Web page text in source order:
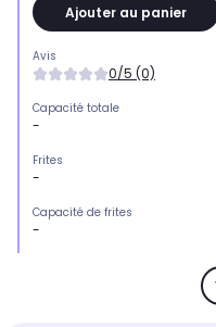
Ajouter au panier
Avis
0/5 (0)
Capacité totale
-
Frites
-
Capacité de frites
-